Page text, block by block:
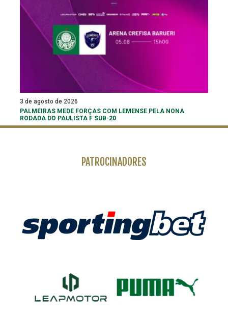
3 de agosto de 2026
PALMEIRAS MEDE FORÇAS COM LEMENSE PELA NONA
RODADA DO PAULISTA F SUB-20
PATROCINADORES